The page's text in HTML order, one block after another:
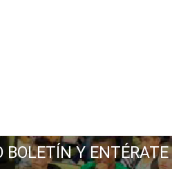
BOLETÍN Y